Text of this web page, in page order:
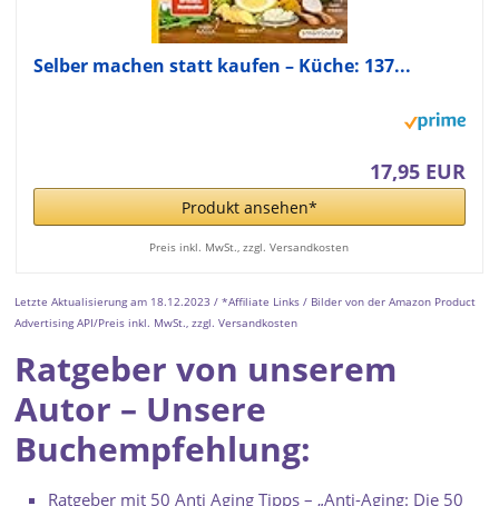
Selber machen statt kaufen – Küche: 137...
17,95 EUR
Produkt ansehen*
Preis inkl. MwSt., zzgl. Versandkosten
Letzte Aktualisierung am 18.12.2023 / *Affiliate Links / Bilder von der Amazon Product
Advertising API/Preis inkl. MwSt., zzgl. Versandkosten
Ratgeber von unserem
Autor – Unsere
Buchempfehlung:
Ratgeber mit 50 Anti Aging Tipps – „Anti-Aging: Die 50